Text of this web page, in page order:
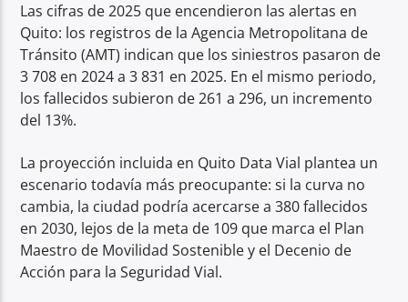
Las cifras de 2025 que encendieron las alertas en
Quito: los registros de la Agencia Metropolitana de
Tránsito (AMT) indican que los siniestros pasaron de
3 708 en 2024 a 3 831 en 2025. En el mismo periodo,
los fallecidos subieron de 261 a 296, un incremento
del 13%.
La proyección incluida en Quito Data Vial plantea un
escenario todavía más preocupante: si la curva no
cambia, la ciudad podría acercarse a 380 fallecidos
en 2030, lejos de la meta de 109 que marca el Plan
Maestro de Movilidad Sostenible y el Decenio de
Acción para la Seguridad Vial.